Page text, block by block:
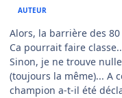
AUTEUR
Alors, la barrière des
Ca pourrait faire
Sinon, je ne trouve
(toujours la même)... A
champion a-t-il été